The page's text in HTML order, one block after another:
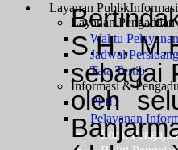
Layanan Publik
Layanan Pengadilan
Waktu Pelayanan
Jadwal
Tata Tertib
Informasi &
PPID
Pelayanan
Form
S.H.,
sebagai
oleh